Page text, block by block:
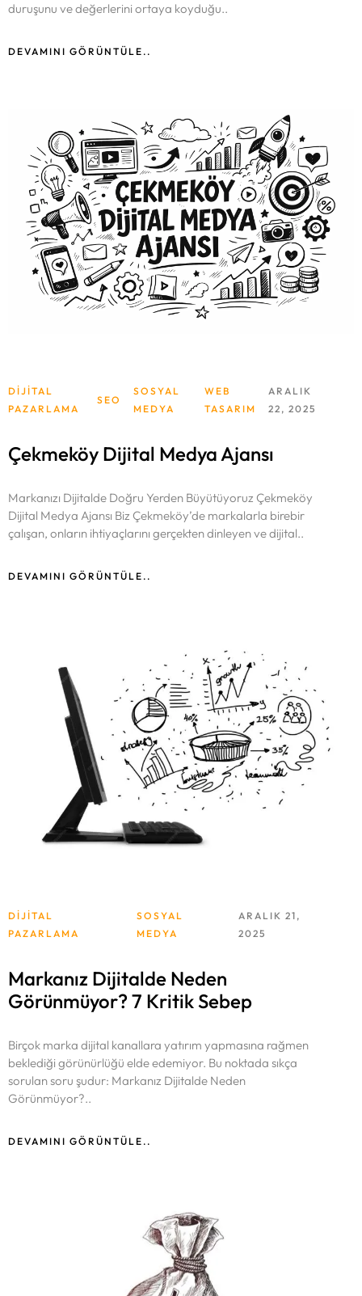
Anasayfa
Portföy
SOSYAL MEDYA YÖNETIMI
WEB TASARIM
ETICARET ÇÖZÜMLERI
SEO
Blog
İletişim
duruşunu ve değerlerini ortaya koyduğu..
DEVAMINI GÖRÜNTÜLE..
DIJITAL
PAZARLAMA
SEO
SOSYAL
MEDYA
WEB
TASARIM
ARALIK
22, 2025
Çekmeköy Dijital Medya Ajansı
Markanızı Dijitalde Doğru Yerden Büyütüyoruz Çekmeköy
Dijital Medya Ajansı Biz Çekmeköy’de markalarla birebir
çalışan, onların ihtiyaçlarını gerçekten dinleyen ve dijital..
DEVAMINI GÖRÜNTÜLE..
DIJITAL
PAZARLAMA
SOSYAL
MEDYA
ARALIK 21,
2025
Markanız Dijitalde Neden
Görünmüyor? 7 Kritik Sebep
Birçok marka dijital kanallara yatırım yapmasına rağmen
beklediği görünürlüğü elde edemiyor. Bu noktada sıkça
sorulan soru şudur: Markanız Dijitalde Neden
Görünmüyor?..
DEVAMINI GÖRÜNTÜLE..